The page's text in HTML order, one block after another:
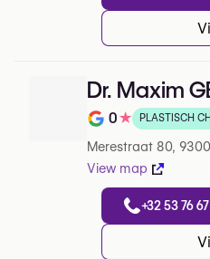
Dr. Maxim
Note de 0 sur 5
0★ PLASTISCH
Merestraat 80,
View map
+32 53 76